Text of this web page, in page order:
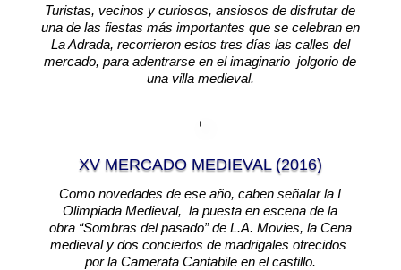
Turistas, vecinos y curiosos, ansiosos de disfrutar de
una de las fiestas más importantes que se celebran en
La Adrada, recorrieron estos tres días las calles del
mercado, para adentrarse en el imaginario jolgorio de
una villa medieval.
XV MERCADO MEDIEVAL (2016)
Como novedades de ese año, caben señalar la I
Olimpiada Medieval, la puesta en escena de la
obra “Sombras del pasado” de L.A. Movies, la Cena
medieval y dos conciertos de madrigales ofrecidos
por la Camerata Cantabile en el castillo.